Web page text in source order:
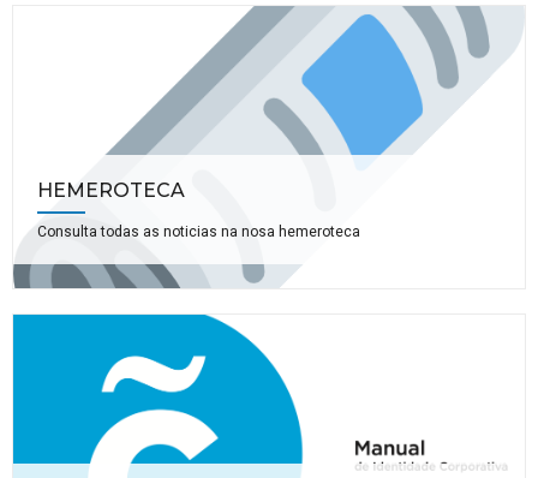
HEMEROTECA
Consulta todas as noticias na nosa hemeroteca